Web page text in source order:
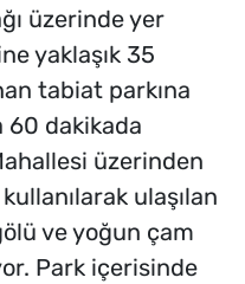
üzerinde yer
yaklaşık 35
tabiat parkına
60 dakikada
üzerinden
ulaşılan
ve yoğun çam
Park içerisinde